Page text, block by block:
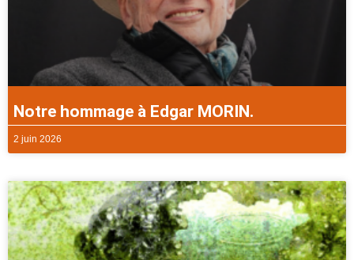
Notre hommage à Edgar MORIN.
2 juin 2026